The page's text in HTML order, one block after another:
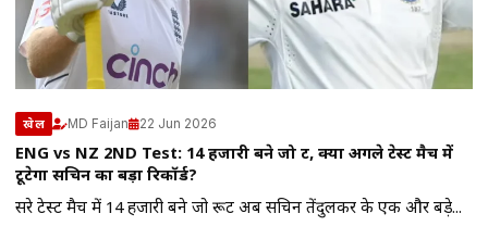
खेल MD Faijan 22 Jun 2026
ENG vs NZ 2ND Test: 14 हजारी बने जो रूट, क्या अगले टेस्ट मैच में
टूटेगा सचिन का बड़ा रिकॉर्ड?
दूसरे टेस्ट मैच में 14 हजारी बने जो रूट अब सचिन तेंदुलकर के एक और बड़े...